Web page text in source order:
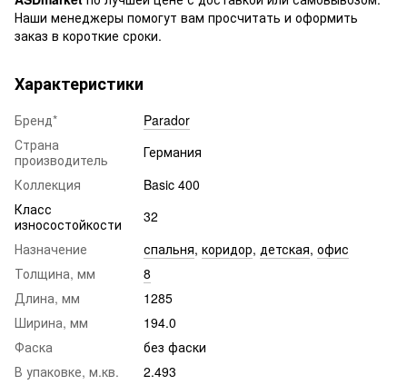
Наши менеджеры помогут вам просчитать и оформить
заказ в короткие сроки.
Характеристики
Бренд*
Parador
Страна
производитель
Германия
Коллекция
Basic 400
Класс
износостойкости
32
Назначение
спальня, коридор, детская, офис
Толщина, мм
8
Длина, мм
1285
Ширина, мм
194.0
Фаска
без фаски
В упаковке, м.кв.
2.493